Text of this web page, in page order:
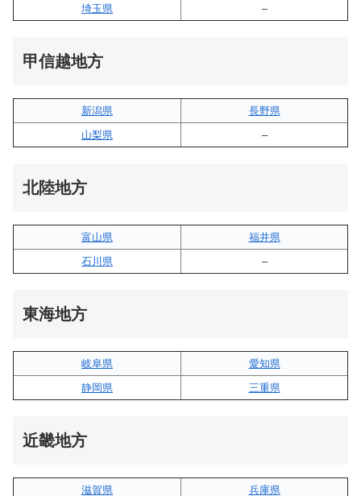
埼玉県
–
甲信越地方
新潟県
長野県
山梨県
–
北陸地方
富山県
福井県
石川県
–
東海地方
岐阜県
愛知県
静岡県
三重県
近畿地方
滋賀県
兵庫県